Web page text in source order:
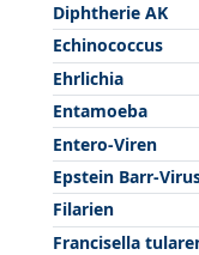
Diphtherie AK
Echinococcus
Ehrlichia
Entamoeba
Entero-Viren
Epstein Barr-
Filarien
Francisella